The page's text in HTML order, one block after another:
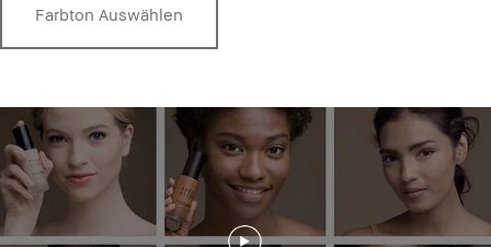
Farbton Auswählen
Farbton Auswählen